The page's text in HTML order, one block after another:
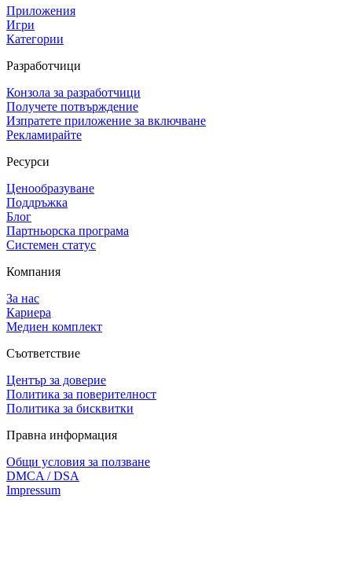
Приложения
Игри
Категории
Разработчици
Конзола за разработчици
Получете потвърждение
Изпратете приложение за включване
Рекламирайте
Ресурси
Ценообразуване
Поддръжка
Блог
Партньорска програма
Системен статус
Компания
За нас
Кариера
Медиен комплект
Съответствие
Център за доверие
Политика за поверителност
Политика за бисквитки
Правна информация
Общи условия за ползване
DMCA / DSA
Impressum